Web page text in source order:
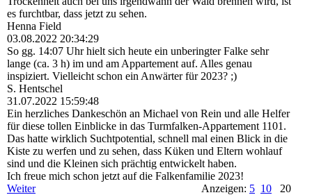
es furchtbar, dass jetzt zu sehen.
Henna Field
03.08.2022 20:34:29
So gg. 14:07 Uhr hielt sich heute ein unberingter Falke sehr
lange (ca. 3 h) im und am Appartement auf. Alles genau
inspiziert. Vielleicht schon ein Anwärter für 2023? ;)
S. Hentschel
31.07.2022 15:59:48
Ein herzliches Dankeschön an Michael von Rein und alle Helfer
für diese tollen Einblicke in das Turmfalken-Appartement 1101.
Das hatte wirklich Suchtpotential, schnell mal einen Blick in die
Kiste zu werfen und zu sehen, dass Küken und Eltern wohlauf
sind und die Kleinen sich prächtig entwickelt haben.
Ich freue mich schon jetzt auf die Falkenfamilie 2023!
Weiter
Anzeigen: 5 10 20